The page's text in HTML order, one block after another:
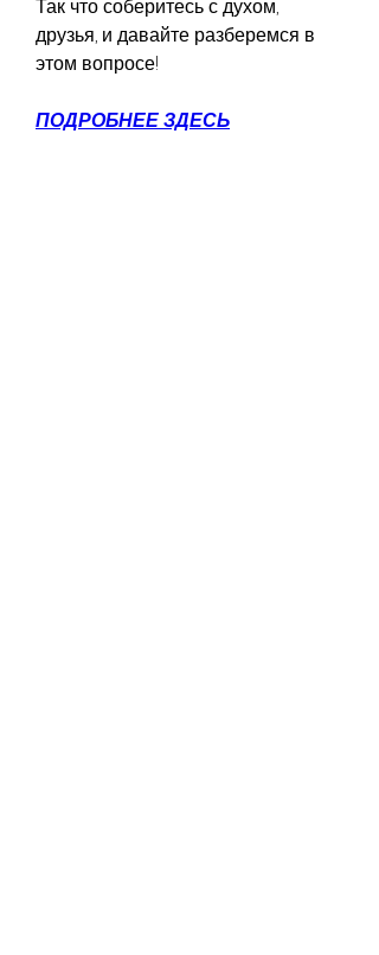
Так что соберитесь с духом,
друзья, и давайте разберемся в
этом вопросе!
ПОДРОБНЕЕ ЗДЕСЬ